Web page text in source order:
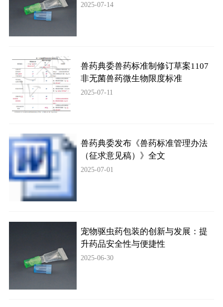
2025-07-14
兽药典委兽药标准制修订草案1107
非无菌兽药微生物限度标准
2025-07-11
兽药典委发布《兽药标准管理办法
（征求意见稿）》全文
2025-07-01
宠物驱虫药包装的创新与发展：提
升药品安全性与便捷性
2025-06-30